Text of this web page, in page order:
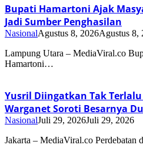
Bupati Hamartoni Ajak
Jadi Sumber Penghasilan
NasionalAgustus 8, 2026Agustus 8,
Lampung Utara – MediaViral.co
Hamartoni…
Yusril Diingatkan Tak
Warganet Soroti Besarnya
NasionalJuli 29, 2026Juli 29, 2026
Jakarta – MediaViral.co